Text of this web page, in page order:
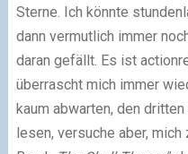
Sterne. Ich könnte
dann vermutlich immer
daran gefällt. Es ist
überrascht mich immer
kaum abwarten, den dritten
lesen, versuche aber,